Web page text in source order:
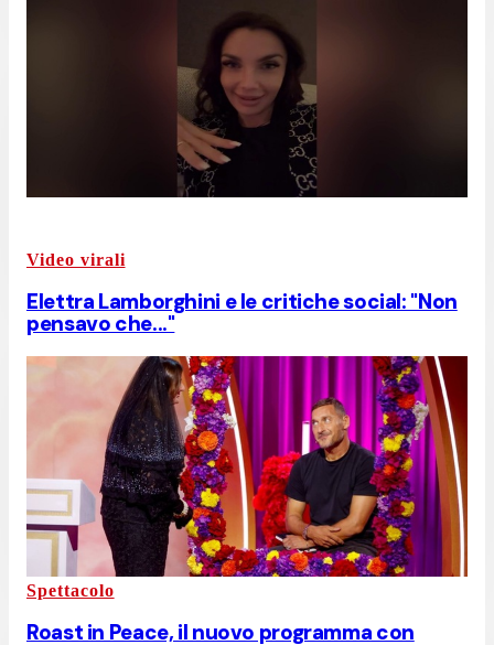
Video virali
Elettra Lamborghini e le critiche social: "Non
pensavo che..."
Spettacolo
Roast in Peace, il nuovo programma con